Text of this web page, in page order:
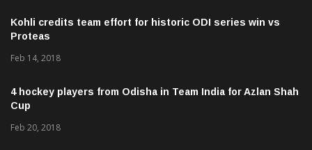
Kohli credits team effort for historic ODI series win vs
Proteas
Feb 14, 2018
4 hockey players from Odisha in Team India for Azlan Shah
Cup
Feb 20, 2018